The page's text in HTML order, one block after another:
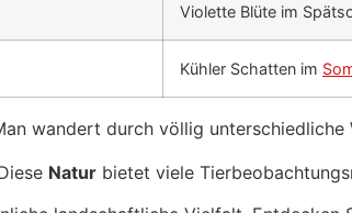
Violette Blüte im
Kühler Schatten im
wandert durch völlig unterschiedliche
Natur bietet viele